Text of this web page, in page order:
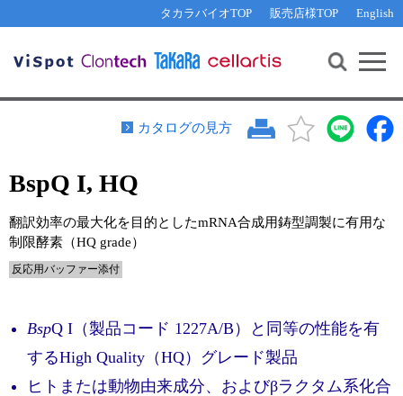
タカラバイオTOP 販売店様TOP English
機能解析・サイレンシング
PCR・等温増幅
リアルタイムPCR（qPCR）
装置・ソフトウェア
テクニカルサポートライン
その他 ライセンスに関するご相談
遺伝子組換え生物該当製品
研究支援ツール
Cut-Site Navigator 制限酵素切断サイトの検索
In-Fusion Cloning プライマー設計
抗体検索サイト
リアルタイムPCR （インターカレーター法）
プライマー検索・注文
リアルタイムPCR
機器ソフトウェア・ベクター配列ダウンロード
ラーニングセンター
お問い合わせ WEB会員登録
カタログの見方
BspQ I, HQ
翻訳効率の最大化を目的としたmRNA合成用鋳型調製に有用な
制限酵素（HQ grade）
反応用バッファー添付
BspQ I（製品コード 1227A/B）と同等の性能を有
するHigh Quality（HQ）グレード製品
ヒトまたは動物由来成分、およびβラクタム系化合